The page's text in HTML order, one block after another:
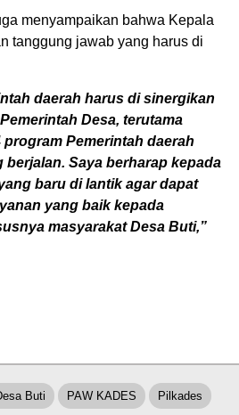
menyampaikan bahwa Kepala
tanggung jawab yang harus di
daerah harus di sinergikan
Desa, terutama
program Pemerintah daerah
berjalan. Saya berharap kepada
baru di lantik agar dapat
yang baik kepada
masyarakat Desa Buti,”
Buti PAW KADES Pilkades